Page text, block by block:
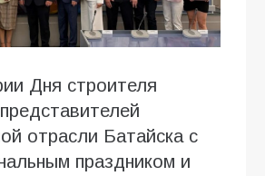
Дня строителя
отрасли Батайска с
праздником и